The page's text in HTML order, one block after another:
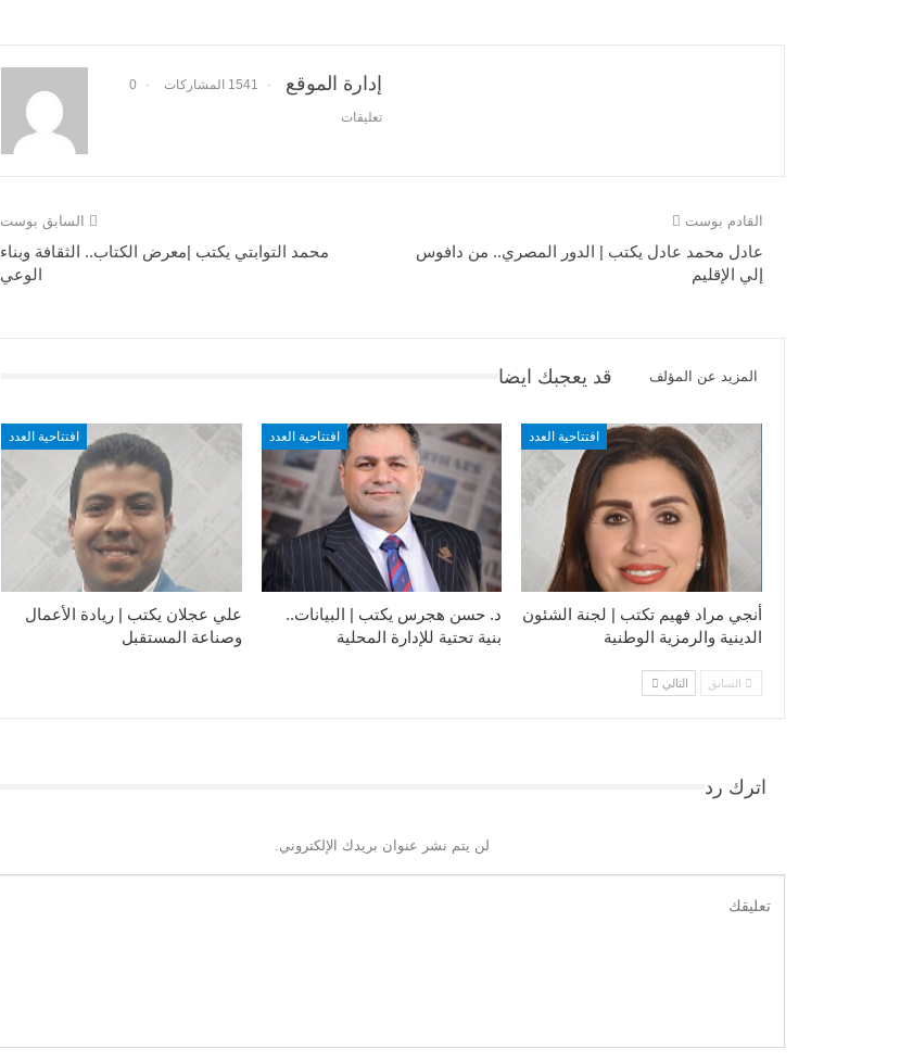
إدارة الموقع 1541 المشاركات 0
تعليقات
السابق بوست
محمد التوابتي يكتب |معرض الكتاب.. الثقافة وبناء
الوعي
القادم بوست
عادل محمد عادل يكتب | الدور المصري.. من دافوس
إلي الإقليم
قد يعجبك ايضا المزيد عن المؤلف
افتتاحية العدد
علي عجلان يكتب | ريادة الأعمال
وصناعة المستقبل
افتتاحية العدد
د. حسن هجرس يكتب | البيانات..
بنية تحتية للإدارة المحلية
افتتاحية العدد
أنجي مراد فهيم تكتب | لجنة الشئون
الدينية والرمزية الوطنية
السابق التالي
اترك رد
لن يتم نشر عنوان بريدك الإلكتروني.